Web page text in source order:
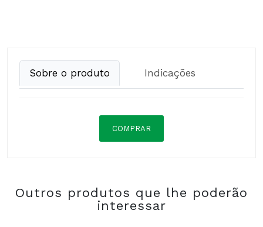
Sobre o produto Indicações
COMPRAR
COMPRAR
Outros produtos que lhe poderão
interessar